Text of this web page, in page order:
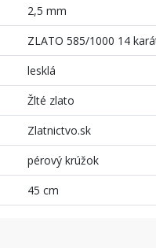
2,5 mm
ZLATO 585/1000 14
lesklá
Žlté zlato
Zlatnictvo.sk
pérový krúžok
45 cm